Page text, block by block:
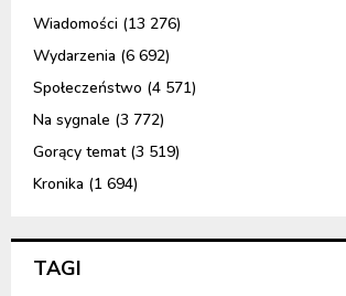
Wiadomości (13 276)
Wydarzenia (6 692)
Społeczeństwo (4 571)
Na sygnale (3 772)
Gorący temat(3 519)
Kronika (1 694)
TAGI